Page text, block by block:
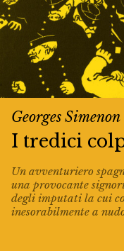
Georges Simenon
I tredici
Un avventuriero
una provocante
degli imputati la cui
inesorabilmente a